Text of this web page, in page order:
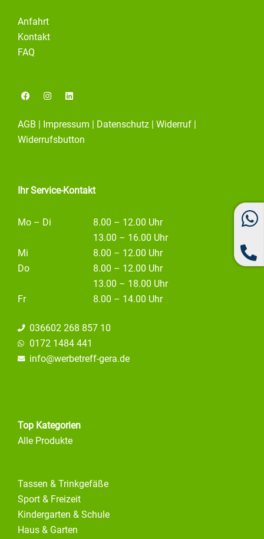
Anfahrt
Kontakt
FAQ
F
a
e
b
o
o
I
n
a
g
r
L
i
e
d
i
AGB Impressum Datenschutz Widerruf
Widerrufsbutton
Ihr Service-Kontakt
Mo – Di
8.00 – 12.00 Uhr
13.00 – 16.00 Uhr
Mi
8.00 – 12.00 Uhr
Do
8.00 – 12.00 Uhr
13.00 – 18.00 Uhr
Fr
8.00 – 14.00 Uhr
036602 268 857 10
0172 1484 441
info@werbetreff-gera.de
Top Kategorien
Alle Produkte
Tassen & Trinkgefäße
Sport & Freizeit
Kindergarten & Schule
Haus & Garten